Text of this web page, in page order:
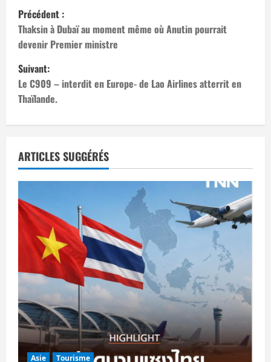
N
a
v
i
g
t
i
o
n
d
’
a
r
Précédent :
Thaksin à Dubaï au moment même où Anutin pourrait
devenir Premier ministre
Suivant:
Le C909 – interdit en Europe- de Lao Airlines atterrit en
Thaïlande.
ARTICLES SUGGÉRÉS
Asie Tourisme